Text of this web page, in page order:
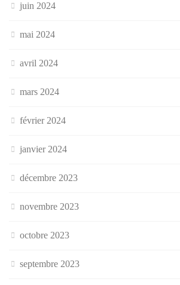
juin 2024
mai 2024
avril 2024
mars 2024
février 2024
janvier 2024
décembre 2023
novembre 2023
octobre 2023
septembre 2023